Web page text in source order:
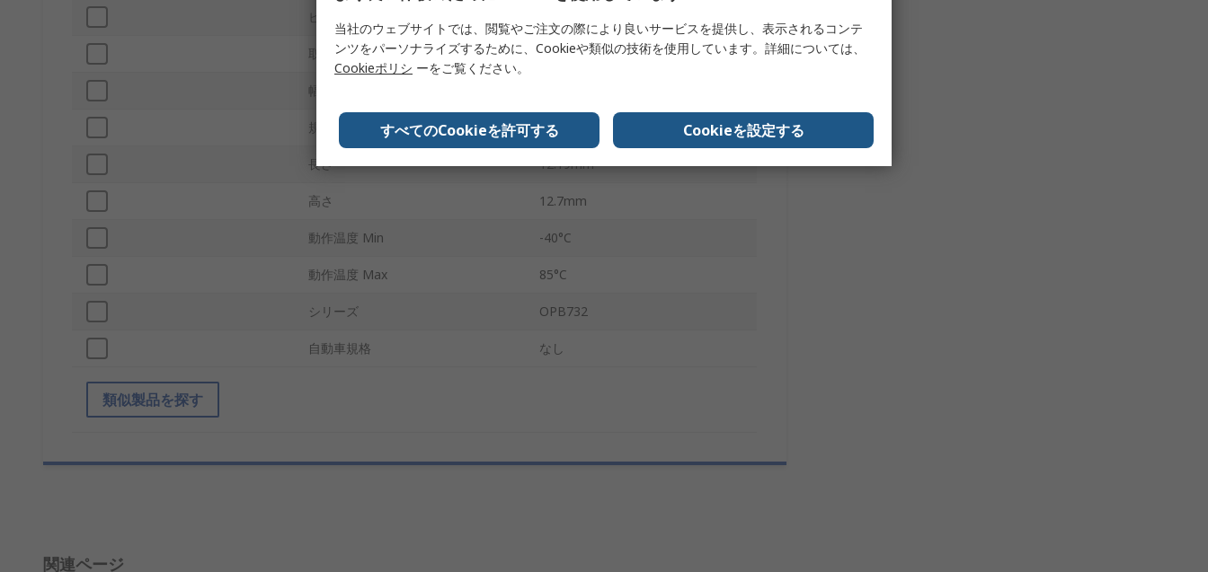
ピン数
取付タイプ スルーホール
幅
規格 / 承認 RoHS
長さ 12.19mm
高さ 12.7mm
動作温度 Min -40°C
動作温度 Max 85°C
シリーズ OPB732
自動車規格 なし
類似製品を探す
関連ページ
当社のウェブサイトでは、閲覧やご注文の際により良いサービスを提供し、表示されるコンテ
ンツをパーソナライズするために、Cookieや類似の技術を使用しています。詳細については、
Cookieポリシ ーをご覧ください。
すべてのCookieを許可する Cookieを設定する